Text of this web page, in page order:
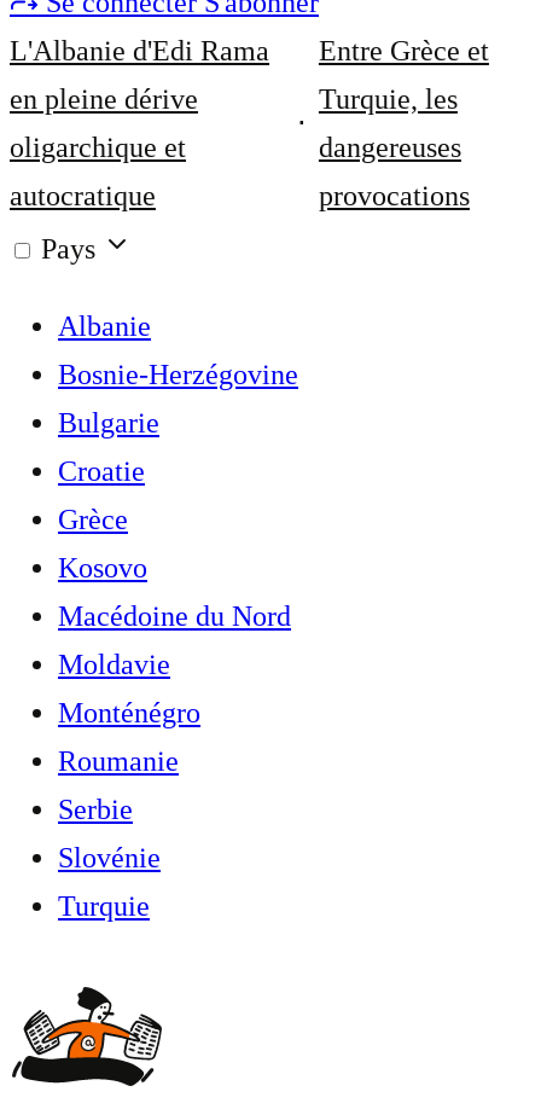
L'Albanie d'Edi Rama
en pleine dérive
oligarchique et
autocratique
Entre Grèce et
Turquie, les
dangereuses
provocations
Pays
Albanie
Bosnie-Herzégovine
Bulgarie
Croatie
Grèce
Kosovo
Macédoine du Nord
Moldavie
Monténégro
Roumanie
Serbie
Slovénie
Turquie